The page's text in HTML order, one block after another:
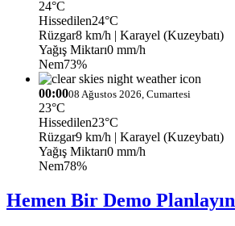
24°C
Hissedilen24°C
Rüzgar8 km/h | Karayel (Kuzeybatı)
Yağış Miktarı0 mm/h
Nem73%
00:0008 Ağustos 2026, Cumartesi
23°C
Hissedilen23°C
Rüzgar9 km/h | Karayel (Kuzeybatı)
Yağış Miktarı0 mm/h
Nem78%
Hemen Bir Demo Planlayın